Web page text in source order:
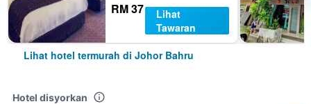
RM 37
Lihat
Tawaran
Lihat hotel termurah di Johor Bahru
Hotel disyorkan